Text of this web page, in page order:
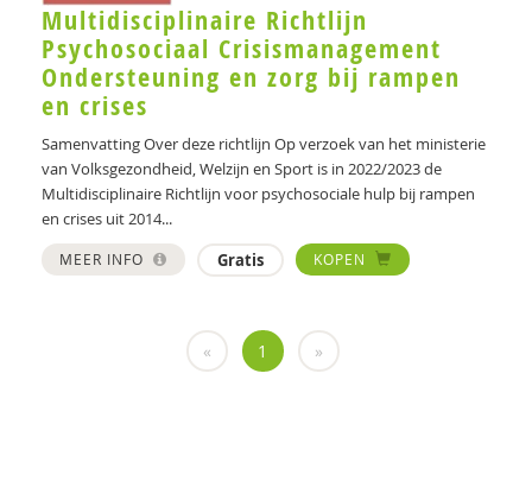
Multidisciplinaire Richtlijn
Psychosociaal Crisismanagement
Ondersteuning en zorg bij rampen
en crises
Samenvatting Over deze richtlijn Op verzoek van het ministerie
van Volksgezondheid, Welzijn en Sport is in 2022/2023 de
Multidisciplinaire Richtlijn voor psychosociale hulp bij rampen
en crises uit 2014...
MEER INFO Gratis KOPEN
« 1 »